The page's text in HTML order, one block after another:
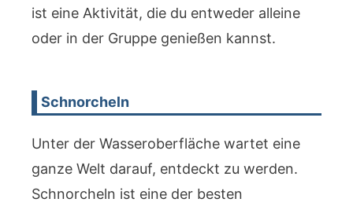
ist eine Aktivität, die du entweder alleine
oder in der Gruppe genießen kannst.
Schnorcheln
Unter der Wasseroberfläche wartet eine
ganze Welt darauf, entdeckt zu werden.
Schnorcheln ist eine der besten